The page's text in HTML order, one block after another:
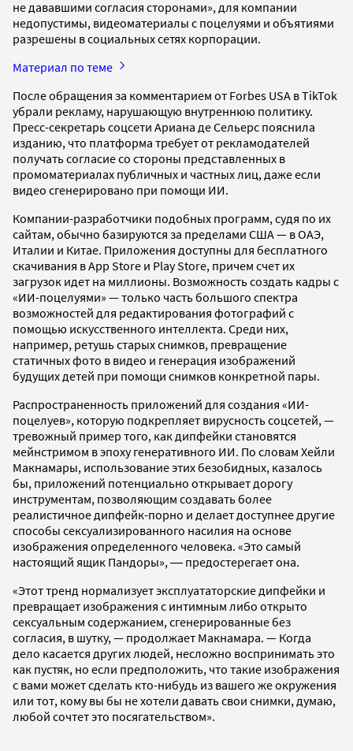
не дававшими согласия сторонами», для компании
недопустимы, видеоматериалы с поцелуями и объятиями
разрешены в социальных сетях корпорации.
Материал по теме
После обращения за комментарием от Forbes USA в TikTok
убрали рекламу, нарушающую внутреннюю политику.
Пресс-секретарь соцсети Ариана де Сельерс пояснила
изданию, что платформа требует от рекламодателей
получать согласие со стороны представленных в
промоматериалах публичных и частных лиц, даже если
видео сгенерировано при помощи ИИ.
Компании-разработчики подобных программ, судя по их
сайтам, обычно базируются за пределами США — в ОАЭ,
Италии и Китае. Приложения доступны для бесплатного
скачивания в App Store и Play Store, причем счет их
загрузок идет на миллионы. Возможность создать кадры с
«ИИ-поцелуями» — только часть большого спектра
возможностей для редактирования фотографий с
помощью искусственного интеллекта. Среди них,
например, ретушь старых снимков, превращение
статичных фото в видео и генерация изображений
будущих детей при помощи снимков конкретной пары.
Распространенность приложений для создания «ИИ-
поцелуев», которую подкрепляет вирусность соцсетей, —
тревожный пример того, как дипфейки становятся
мейнстримом в эпоху генеративного ИИ. По словам Хейли
Макнамары, использование этих безобидных, казалось
бы, приложений потенциально открывает дорогу
инструментам, позволяющим создавать более
реалистичное дипфейк-порно и делает доступнее другие
способы сексуализированного насилия на основе
изображения определенного человека. «Это самый
настоящий ящик Пандоры», ― предостерегает она.
«Этот тренд нормализует эксплуататорские дипфейки и
превращает изображения с интимным либо открыто
сексуальным содержанием, сгенерированные без
согласия, в шутку, — продолжает Макнамара. — Когда
дело касается других людей, несложно воспринимать это
как пустяк, но если предположить, что такие изображения
с вами может сделать кто-нибудь из вашего же окружения
или тот, кому вы бы не хотели давать свои снимки, думаю,
любой сочтет это посягательством».